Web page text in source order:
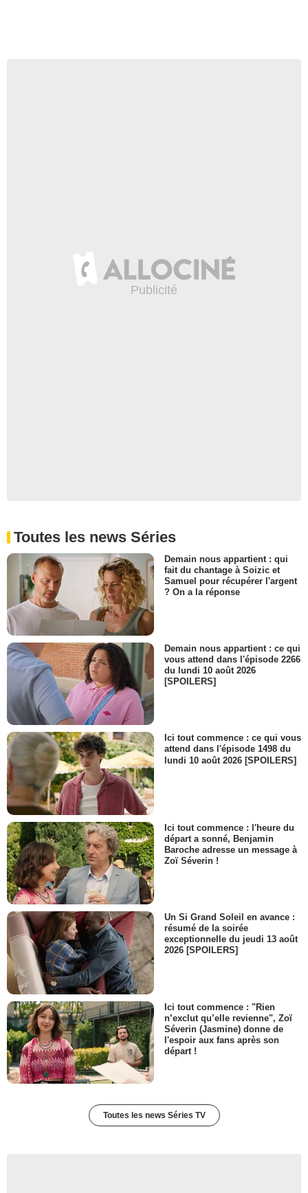
Toutes les news Séries
Demain nous appartient : qui
fait du chantage à Soizic et
Samuel pour récupérer l'argent
? On a la réponse
Demain nous appartient : ce qui
vous attend dans l'épisode 2266
du lundi 10 août 2026
[SPOILERS]
Ici tout commence : ce qui vous
attend dans l'épisode 1498 du
lundi 10 août 2026 [SPOILERS]
Ici tout commence : l'heure du
départ a sonné, Benjamin
Baroche adresse un message à
Zoï Séverin !
Un Si Grand Soleil en avance :
résumé de la soirée
exceptionnelle du jeudi 13 août
2026 [SPOILERS]
Ici tout commence : "Rien
n’exclut qu’elle revienne", Zoï
Séverin (Jasmine) donne de
l'espoir aux fans après son
départ !
Toutes les news Séries TV